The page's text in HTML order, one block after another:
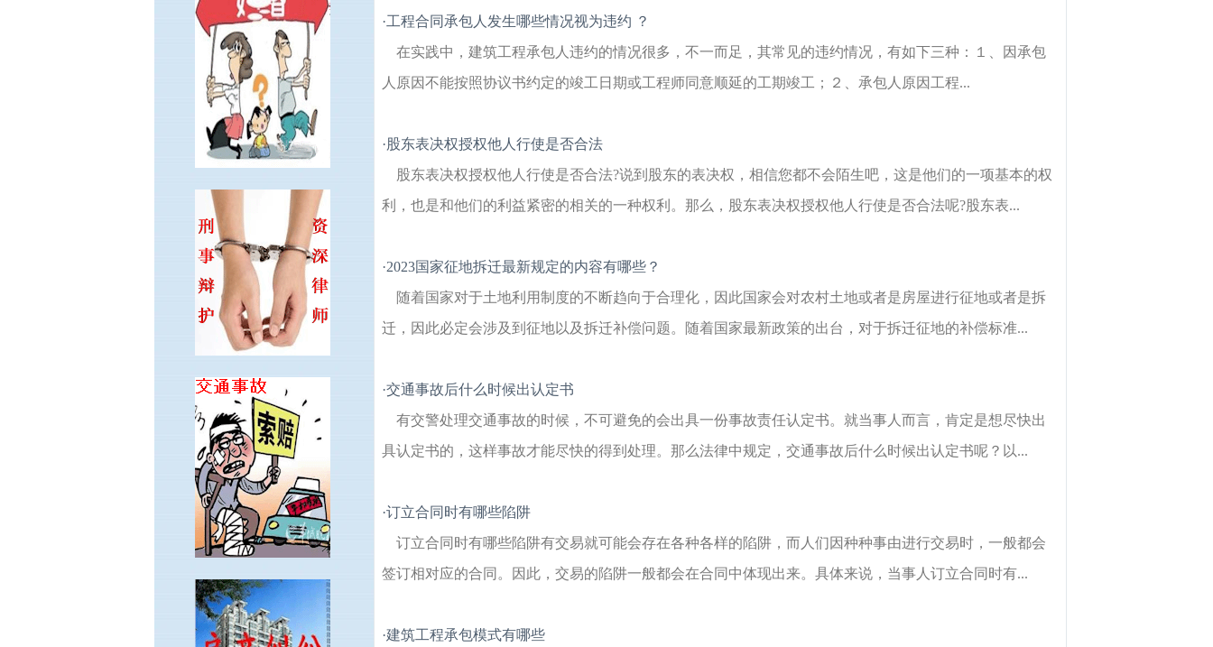
·工程合同承包人发生哪些情况视为违约 ？
在实践中，建筑工程承包人违约的情况很多，不一而足，其常见的违约情况，有如下三种：１、因承包
人原因不能按照协议书约定的竣工日期或工程师同意顺延的工期竣工；２、承包人原因工程...
· 股东表决权授权他人行使是否合法
股东表决权授权他人行使是否合法?说到股东的表决权，相信您都不会陌生吧，这是他们的一项基本的权
利，也是和他们的利益紧密的相关的一种权利。那么，股东表决权授权他人行使是否合法呢?股东表...
·2023国家征地拆迁最新规定的内容有哪些？
随着国家对于土地利用制度的不断趋向于合理化，因此国家会对农村土地或者是房屋进行征地或者是拆
迁，因此必定会涉及到征地以及拆迁补偿问题。随着国家最新政策的出台，对于拆迁征地的补偿标准...
·交通事故后什么时候出认定书
有交警处理交通事故的时候，不可避免的会出具一份事故责任认定书。就当事人而言，肯定是想尽快出
具认定书的，这样事故才能尽快的得到处理。那么法律中规定，交通事故后什么时候出认定书呢？以...
·订立合同时有哪些陷阱
订立合同时有哪些陷阱有交易就可能会存在各种各样的陷阱，而人们因种种事由进行交易时，一般都会
签订相对应的合同。因此，交易的陷阱一般都会在合同中体现出来。具体来说，当事人订立合同时有...
·建筑工程承包模式有哪些